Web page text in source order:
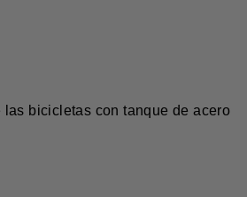
bicicletas con tanque de acero